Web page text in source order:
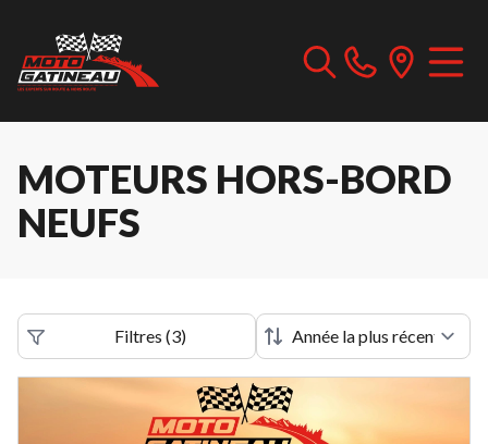
MOTEURS HORS-BORD
NEUFS
Filtres (3)